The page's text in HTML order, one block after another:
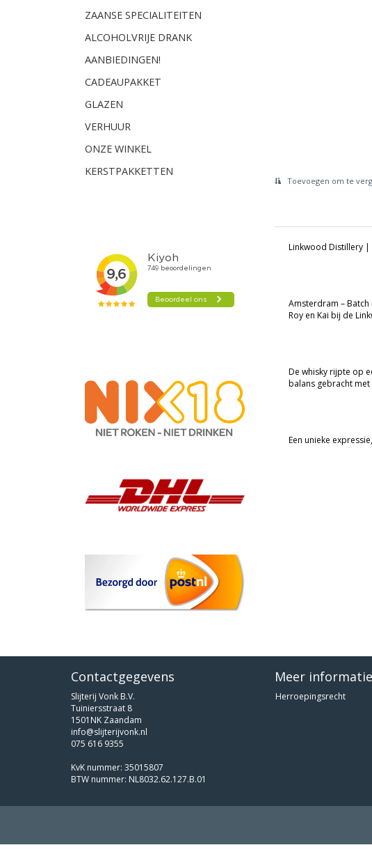
ZAANSE SPECIALITEITEN
ALCOHOLVRIJE DRANK
AANBIEDINGEN!
CADEAUPAKKET
GLAZEN
VERHUUR
ONZE WINKEL
KERSTPAKKETTEN
Toevoegen om te
Linkwood Distillery |
Amsterdram –
Roy en Kai bij de
De whisky rijpte op
balans gebracht
Een unieke
Contactgegevens
Slijterij Vonk B.V.
Tuiniersstraat 8
1501NK Zaandam
info@slijterijvonk.nl
075 616 9355
KvK nummer: 35015807
BTW nummer: NL8032.62.127.B.01
Meer informatie
Herroepingsrecht